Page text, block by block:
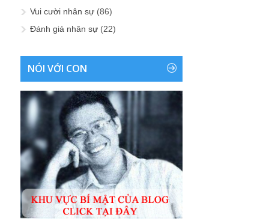
Vui cười nhân sự (86)
Đánh giá nhân sự (22)
NÓI VỚI CON